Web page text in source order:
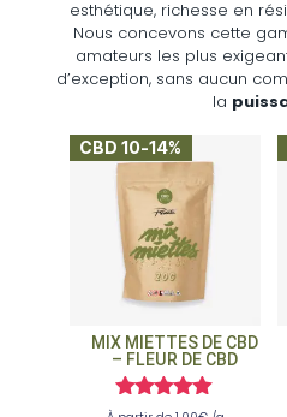
esthétique, richesse en
Nous concevons cette
amateurs les plus
d’exception, sans aucun
la
CBD 10-14%
MIX MIETTES DE CBD
– FLEUR DE CBD
Note